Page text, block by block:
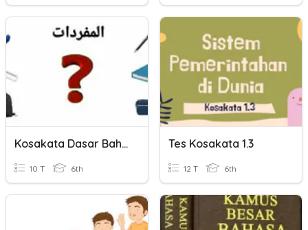
Kosakata Dasar Bahasa Arab
10 T 6th
Tes Kosakata 1.3
12 T 6th